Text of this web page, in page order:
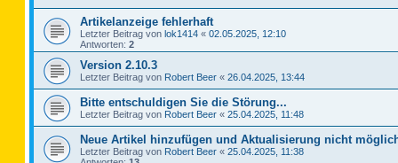
Artikelanzeige fehlerhaft
Letzter Beitrag von lok1414 « 02.05.2025, 12:10
Antworten: 2
Version 2.10.3
Letzter Beitrag von Robert Beer « 26.04.2025, 13:44
Bitte entschuldigen Sie die Störung...
Letzter Beitrag von Robert Beer « 25.04.2025, 11:48
Neue Artikel hinzufügen und Aktualisierung nicht
Letzter Beitrag von Robert Beer « 25.04.2025, 11:38